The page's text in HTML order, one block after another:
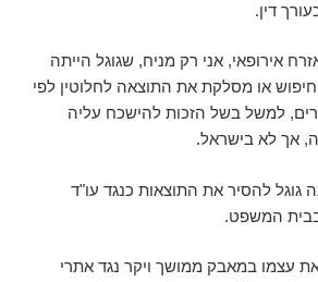
דין.
אירופאי, אני רק מניח, שגוגל הייתה
או מסלקת את התוצאה לחלוטין לפי
למשל בשל הזכות להישכח עליה
אך לא בישראל.
גוגל להסיר את התוצאות כנגד עו"ד
בבית המשפט.
עצמו במאבק ממושך ויקר נגד אתרי